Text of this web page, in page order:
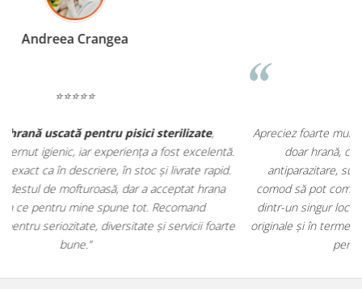
Madalina Stancea
Apreciez foarte mult faptul că peehranaanimale.rogăsesc nu
doar hrană, ci și produse dinfarmacia veterinară:
antiparazitare, suplimente și soluții de îngrijire. Este foarte
comod să pot comanda tot ce am nevoie pentru animalul meu
dintr-un singur loc. Livrarea a fost rapidă, iar produsele au fost
originale și în termen. Magazin serios, bine organizat și foarte util